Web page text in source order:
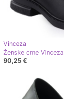
Vinceza
Ženske crne
90,25 €